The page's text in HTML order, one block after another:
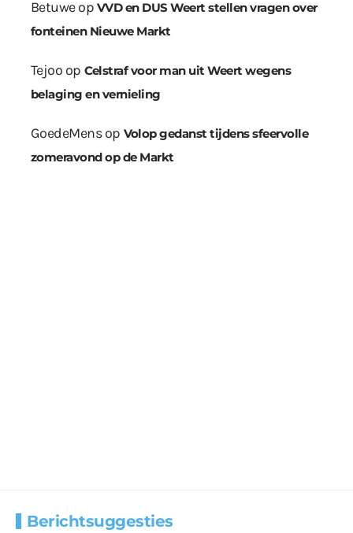
Betuweop VVD en DUS Weert stellen vragen over
fonteinen Nieuwe Markt
Tejoo op Celstraf voor man uit Weert wegens
belaging en vernieling
GoedeMensop Volop gedanst tijdens sfeervolle
zomeravond op de Markt
Berichtsuggesties